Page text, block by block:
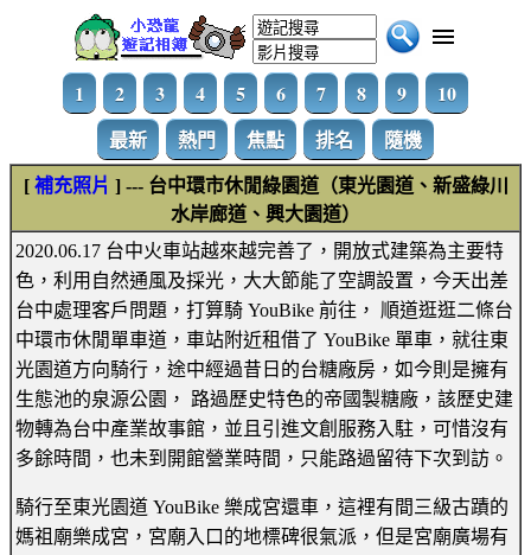
1 2 3 4 5 6 7 8 9
10
最新
熱門 焦點 排名 隨機
[ 補充照片 ] --- 台中環市休閒綠園道（東光園道、新盛綠川
水岸廊道、興大園道）
2020.06.17 台中火車站越來越完善了，開放式建築為主要特
色，利用自然通風及採光，大大節能了空調設置，今天出差
台中處理客戶問題，打算騎 YouBike 前往， 順道逛逛二條台
中環市休閒單車道，車站附近租借了 YouBike 單車，就往東
光園道方向騎行，途中經過昔日的台糖廠房，如今則是擁有
生態池的泉源公園， 路過歷史特色的帝國製糖廠，該歷史建
物轉為台中產業故事館，並且引進文創服務入駐，可惜沒有
多餘時間，也未到開館營業時間，只能路過留待下次到訪。
騎行至東光園道 YouBike 樂成宮還車，這裡有間三級古蹟的
媽祖廟樂成宮，宮廟入口的地標碑很氣派，但是宮廟廣場有